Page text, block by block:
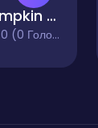
Pumpkin Fright Night
0 (0 Голосів)